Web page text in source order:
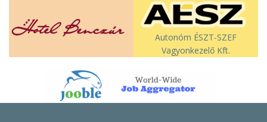
Autonóm ÉSZT-SZEF
Vagyonkezelő Kft.